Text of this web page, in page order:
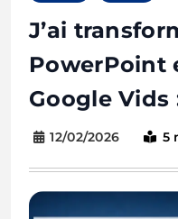
J’ai
PowerPoint
Google
12/02/2026 5